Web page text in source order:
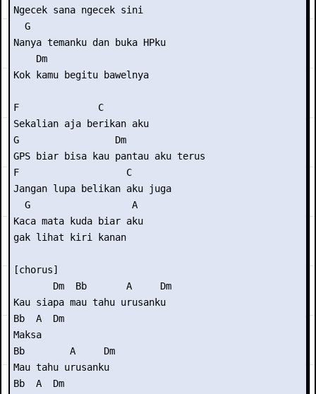
Ngecek sana ngecek sini
  G
Nanya temanku dan buka HPku
    Dm
Kok kamu begitu bawelnya
F              C
Sekalian aja berikan aku
G                 Dm
GPS biar bisa kau pantau aku terus
F                   C
Jangan lupa belikan aku juga
  G                  A
Kaca mata kuda biar aku
gak lihat kiri kanan
[chorus]
       Dm  Bb       A     Dm
Kau siapa mau tahu urusanku
Bb  A  Dm
Maksa
Bb        A     Dm
Mau tahu urusanku
Bb  A  Dm